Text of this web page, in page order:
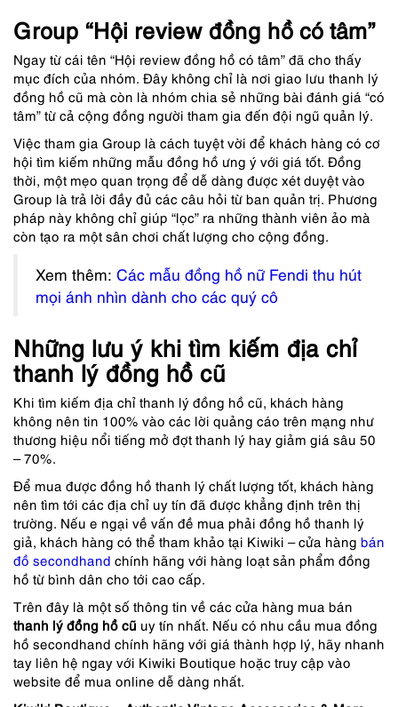
Group “Hội review đồng hồ có tâm”
Ngay từ cái tên “Hội review đồng hồ có tâm” đã cho thấy
mục đích của nhóm. Đây không chỉ là nơi giao lưu thanh lý
đồng hồ cũ mà còn là nhóm chia sẻ những bài đánh giá “có
tâm” từ cả cộng đồng người tham gia đến đội ngũ quản lý.
Việc tham gia Group là cách tuyệt vời để khách hàng có cơ
hội tìm kiếm những mẫu đồng hồ ưng ý với giá tốt. Đồng
thời, một mẹo quan trọng để dễ dàng được xét duyệt vào
Group là trả lời đầy đủ các câu hỏi từ ban quản trị. Phương
pháp này không chỉ giúp “lọc” ra những thành viên ảo mà
còn tạo ra một sân chơi chất lượng cho cộng đồng.
Xem thêm: Các mẫu đồng hồ nữ Fendi thu hút
mọi ánh nhìn dành cho các quý cô
Những lưu ý khi tìm kiếm địa chỉ
thanh lý đồng hồ cũ
Khi tìm kiếm địa chỉ thanh lý đồng hồ cũ, khách hàng
không nên tin 100% vào các lời quảng cáo trên mạng như
thương hiệu nổi tiếng mở đợt thanh lý hay giảm giá sâu 50
– 70%.
Để mua được đồng hồ thanh lý chất lượng tốt, khách hàng
nên tìm tới các địa chỉ uy tín đã được khẳng định trên thị
trường. Nếu e ngại về vấn đề mua phải đồng hồ thanh lý
giả, khách hàng có thể tham khảo tại Kiwiki – cửa hàng bán
đồ secondhand chính hãng với hàng loạt sản phẩm đồng
hồ từ bình dân cho tới cao cấp.
Trên đây là một số thông tin về các cửa hàng mua bán
thanh lý đồng hồ cũ uy tín nhất. Nếu có nhu cầu mua đồng
hồ secondhand chính hãng với giá thành hợp lý, hãy nhanh
tay liên hệ ngay với Kiwiki Boutique hoặc truy cập vào
website để mua online dễ dàng nhất.